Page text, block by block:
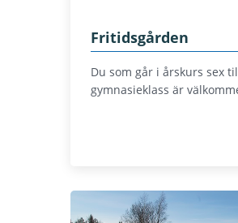
Fritidsgården
Du som går i årskurs sex
gymnasieklass är